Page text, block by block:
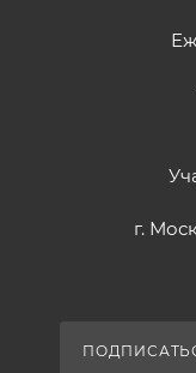
г.